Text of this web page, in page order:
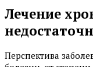
Лечение
Перспектива